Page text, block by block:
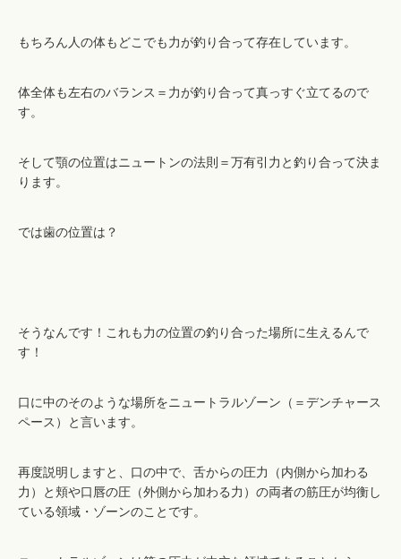
もちろん人の体もどこでも力が釣り合って存在しています。
体全体も左右のバランス＝力が釣り合って真っすぐ立てるので
す。
そして顎の位置はニュートンの法則＝万有引力と釣り合って決ま
ります。
では歯の位置は？
そうなんです！これも力の位置の釣り合った場所に生えるんで
す！
口に中のそのような場所をニュートラルゾーン（＝デンチャース
ペース）と言います。
再度説明しますと、口の中で、舌からの圧力（内側から加わる
力）と頬や口唇の圧（外側から加わる力）の両者の筋圧が均衡し
ている領域・ゾーンのことです。